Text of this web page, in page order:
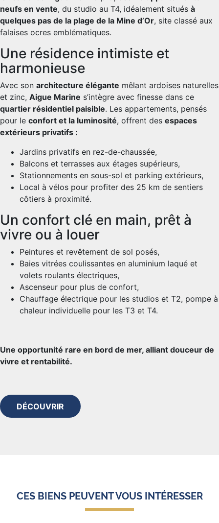
neufs en vente, du studio au T4, idéalement situés à
quelques pas de la plage de la Mine d’Or, site classé aux
falaises ocres emblématiques.
Une résidence intimiste et
harmonieuse
Avec son architecture élégante mêlant ardoises naturelles
et zinc, Aigue Marine s’intègre avec finesse dans ce
quartier résidentiel paisible. Les appartements, pensés
pour le confort et la luminosité, offrent des espaces
extérieurs privatifs :
Jardins privatifs en rez-de-chaussée,
Balcons et terrasses aux étages supérieurs,
Stationnements en sous-sol et parking extérieurs,
Local à vélos pour profiter des 25 km de sentiers
côtiers à proximité.
Un confort clé en main, prêt à
vivre ou à louer
Peintures et revêtement de sol posés,
Baies vitrées coulissantes en aluminium laqué et
volets roulants électriques,
Ascenseur pour plus de confort,
Chauffage électrique pour les studios et T2, pompe à
chaleur individuelle pour les T3 et T4.
Une opportunité rare en bord de mer, alliant douceur de
vivre et rentabilité.
DÉCOUVRIR
CES BIENS PEUVENT VOUS INTÉRESSER